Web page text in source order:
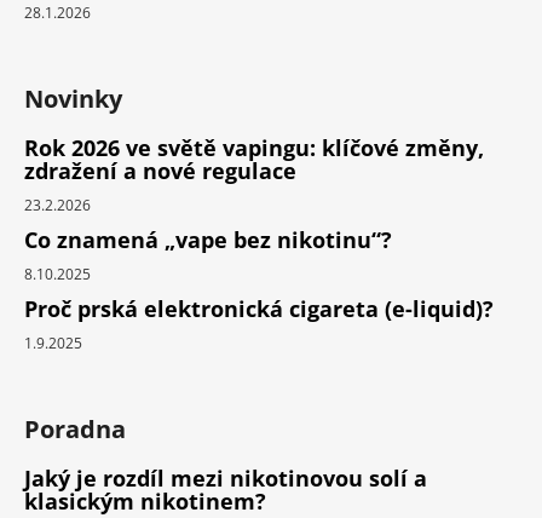
28.1.2026
Novinky
Rok 2026 ve světě vapingu: klíčové změny,
zdražení a nové regulace
23.2.2026
Co znamená „vape bez nikotinu“?
8.10.2025
Proč prská elektronická cigareta (e-liquid)?
1.9.2025
Poradna
Jaký je rozdíl mezi nikotinovou solí a
klasickým nikotinem?